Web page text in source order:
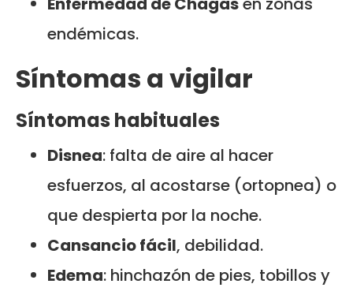
endémicas.
Síntomas a vigilar
Síntomas habituales
Disnea: falta de aire al hacer
esfuerzos, al acostarse (ortopnea) o
que despierta por la noche.
Cansancio fácil, debilidad.
Edema: hinchazón de pies, tobillos y